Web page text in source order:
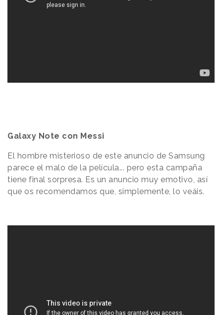
Galaxy Note con Messi
El hombre misterioso de este anuncio de Samsung
parece el malo de la película... pero esta campaña
tiene final sorpresa. Es un anuncio muy emotivo, así
que os recomendamos que, simplemente, lo veáis.